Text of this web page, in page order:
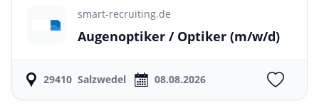
smart-recruiting.de
Augenoptiker / Optiker (m/w/d)
29410 Salzwedel 08.08.2026